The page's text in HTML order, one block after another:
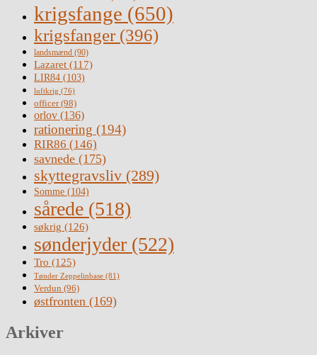
krigsfange (650)
krigsfanger (396)
landsmænd (90)
Lazaret (117)
LIR84 (103)
luftkrig (76)
officer(98)
orlov (136)
rationering (194)
RIR86 (146)
savnede (175)
skyttegravsliv (289)
Somme (104)
sårede (518)
søkrig (126)
sønderjyder (522)
Tro (125)
Tønder Zeppelinbase (81)
Verdun (96)
østfronten (169)
Arkiver